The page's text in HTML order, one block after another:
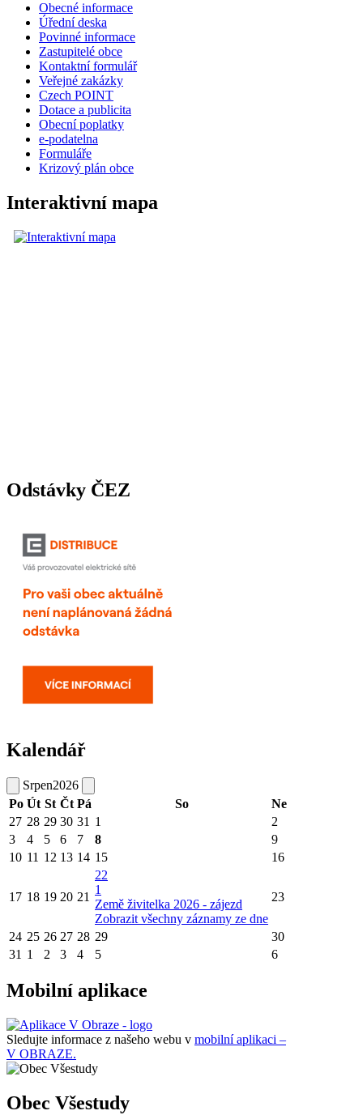
Obecné informace
Úřední deska
Povinné informace
Zastupitelé obce
Kontaktní formulář
Veřejné zakázky
Czech POINT
Dotace a publicita
Obecní poplatky
e-podatelna
Formuláře
Krizový plán obce
Interaktivní mapa
Odstávky ČEZ
Kalendář
Srpen2026
Po Út St Čt Pá So
Ne
27 28 29 30 31 1
2
3
4 5 6 7 8
9
10 11 12 13 14 15 16
17 18 19 20 21
22
1
Země živitelka 2026 - zájezd
Zobrazit všechny záznamy ze dne
23
24 25 26 27 28 29
30
31 1 2 3 4 5 6
Mobilní aplikace
Sledujte informace z našeho webu v mobilní aplikaci –
V OBRAZE.
Obec Všestudy